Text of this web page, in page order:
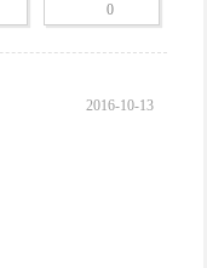
、依法予以限制或
束机制的影响。
5个工作日内作出
可以重新取得联
定，恢复正常记
0
2016-10-13